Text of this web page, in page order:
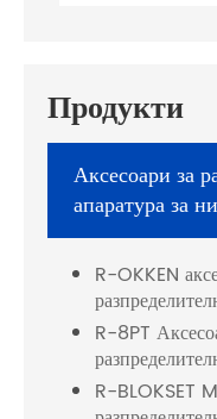
Продукти
Аксесоари за
апаратура за
R-OKKEN
R-8PT
R-BLOKSET